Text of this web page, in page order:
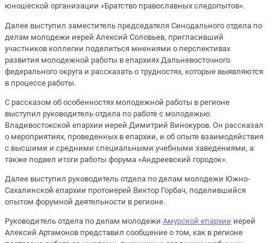
юношеской организации «Братство православных следопытов».
Далее выступил заместитель председателя Синодального отдела по
делам молодежи иерей Алексий Соловьев, пригласивший
участников коллегии поделиться мнениями о перспективах
развития молодежной работы в епархиях Дальневосточного
федерального округа и рассказать о трудностях, которые выявляются
в процессе работы.
С рассказом об особенностях молодежной работы в регионе
выступил руководитель отдела по работе с молодежью
Владивостокской епархии иерей Димитрий Винокуров. Он рассказал
о мероприятиях, проведенных в епархии, и об опыте взаимодействия
с высшими и средними специальными учебными заведениями, а
также подвел итоги работы форума «Андреевский городок».
Далее выступил руководитель отдела по делам молодежи Южно-
Сахалинской епархии протоиерей Виктор Горбач, поделившийся
опытом форумной деятельности в регионе.
Руководитель отдела по делам молодежи Амурской епархии иерей
Алексий Артамонов представил сообщение о том, как в регионе